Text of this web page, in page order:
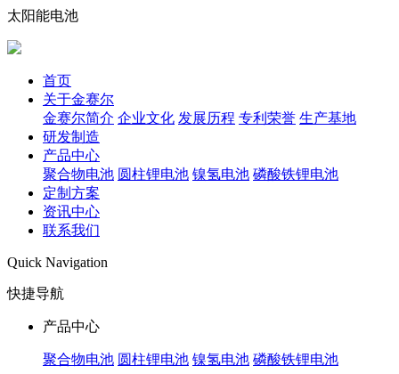
太阳能电池
首页
关于金赛尔
金赛尔简介 企业文化 发展历程 专利荣誉 生产基地
研发制造
产品中心
聚合物电池 圆柱锂电池 镍氢电池 磷酸铁锂电池
定制方案
资讯中心
联系我们
Quick Navigation
快捷导航
产品中心
聚合物电池 圆柱锂电池 镍氢电池 磷酸铁锂电池